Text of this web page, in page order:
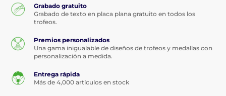
Grabado gratuito
Grabado de texto en placa plana gratuito en todos los
trofeos.
Premios personalizados
Una gama inigualable de diseños de trofeos y medallas con
personalización a medida.
Entrega rápida
Más de 4,000 artículos en stock